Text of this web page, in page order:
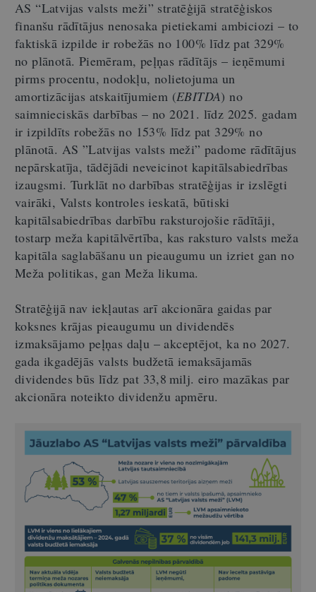
AS “Latvijas valsts meži” stratēģijā stratēģiskos
finanšu rādītājus nenosaka pietiekami ambiciozi – to
faktiskā izpilde ir robežās no 100% līdz pat 329%
no plānotā. Piemēram, peļņas rādītājs – ieņēmumi
pirms procentu, nodokļu, nolietojuma un
amortizācijas atskaitījumiem (EBITDA) no
saimnieciskās darbības – no 2021. līdz 2025. gadam
ir izpildīts robežās no 153% līdz pat 329% no
plānotā. AS ”Latvijas valsts meži” padome rādītājus
nepārskatīja, tādējādi neveicinot kapitālsabiedrības
izaugsmi. Turklāt no darbības stratēģijas ir izslēgti
vairāki, Valsts kontroles ieskatā, būtiski
kapitālsabiedrības darbību raksturojošie rādītāji,
tostarp meža kapitālvērtība, kas raksturo valsts meža
kapitāla saglabāšanu un pieaugumu un izriet gan no
Meža politikas, gan Meža likuma.
Stratēģijā nav iekļautas arī akcionāra gaidas par
koksnes krājas pieaugumu un dividendēs
izmaksājamo peļņas daļu – akceptējot, ka no 2027.
gada ikgadējās valsts budžetā iemaksājamās
dividendes būs līdz pat 33,8 milj. eiro mazākas par
akcionāra noteikto dividenžu apmēru.